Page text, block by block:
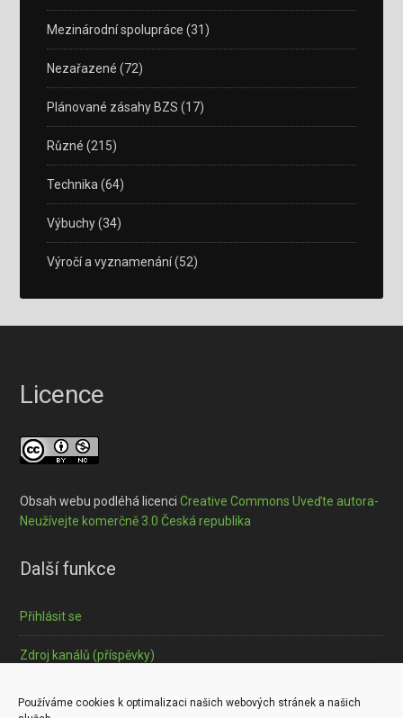
Používáme cookies k optimalizaci našich webových stránek a našich
Mezinárodní spolupráce (31)
Nezařazené (72)
Plánované zásahy BZS (17)
Různé (215)
Technika (64)
Výbuchy(34)
Výročí a vyznamenání(52)
Licence
Obsah webu podléhá licenciCreative Commons Uveďte autora-
Neužívejte komerčně 3.0 Česká republika
Další funkce
Přihlásit se
Zdroj kanálů (příspěvky)